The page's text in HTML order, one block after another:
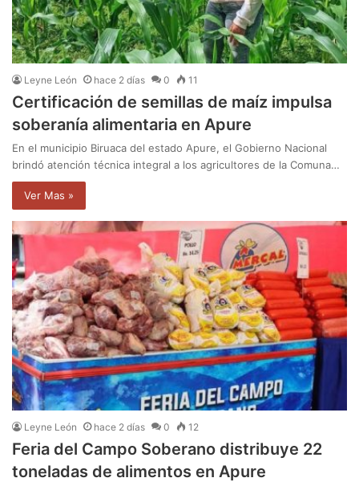
Leyne León hace 2 días 0 11
Certificación de semillas de maíz impulsa
soberanía alimentaria en Apure
En el municipio Biruaca del estado Apure, el Gobierno Nacional
brindó atención técnica integral a los agricultores de la Comuna…
Ver Mas »
Leyne León hace 2 días 0 12
Feria del Campo Soberano distribuye 22
toneladas de alimentos en Apure